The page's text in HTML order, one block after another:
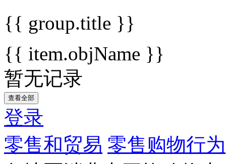
{{ group.title }}
{{ item.objName }}
暂无记录
查看全部
登录
零售和贸易 零售购物行为